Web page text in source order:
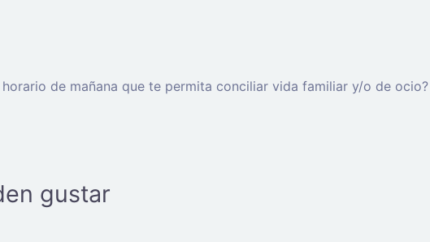
de mañana que te permita conciliar vida familiar y/o de ocio?
gustar